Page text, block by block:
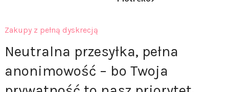
Neutralna przesyłka, pełna
anonimowość – bo Twoja
prywatność to nasz priorytet.